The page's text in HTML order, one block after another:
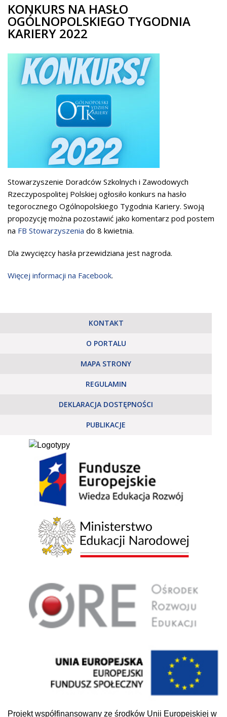
KONKURS NA HASŁO
OGÓLNOPOLSKIEGO TYGODNIA
KARIERY 2022
Stowarzyszenie Doradców Szkolnych i Zawodowych
Rzeczypospolitej Polskiej ogłosiło konkurs na hasło
tegorocznego Ogólnopolskiego Tygodnia Kariery. Swoją
propozycję można pozostawić jako komentarz pod postem
na FB Stowarzyszenia do 8 kwietnia.
Dla zwycięzcy hasła przewidziana jest nagroda.
Więcej informacji na Facebook.
KONTAKT
O PORTALU
MAPA STRONY
REGULAMIN
DEKLARACJA DOSTĘPNOŚCI
PUBLIKACJE
Projekt współfinansowany ze środków Unii Europejskiej w